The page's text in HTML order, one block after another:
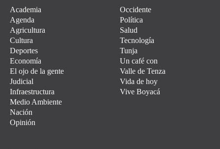
Academia
Agenda
Agricultura
Cultura
Deportes
Economía
El ojo de la gente
Judicial
Infraestructura
Medio Ambiente
Nación
Opinión
Occidente
Política
Salud
Tecnología
Tunja
Un café con
Valle de Tenza
Vida de hoy
Vive Boyacá